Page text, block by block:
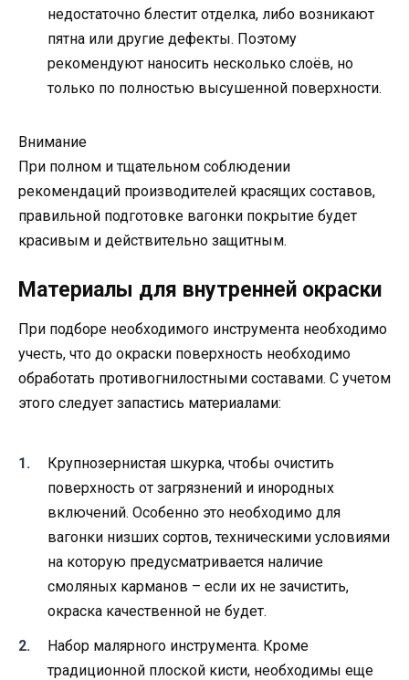
недостаточно блестит отделка, либо возникают
пятна или другие дефекты. Поэтому
рекомендуют наносить несколько слоёв, но
только по полностью высушенной поверхности.
Внимание
При полном и тщательном соблюдении
рекомендаций производителей красящих составов,
правильной подготовке вагонки покрытие будет
красивым и действительно защитным.
Материалы для внутренней окраски
При подборе необходимого инструмента необходимо
учесть, что до окраски поверхность необходимо
обработать противогнилостными составами. С учетом
этого следует запастись материалами:
Крупнозернистая шкурка, чтобы очистить
поверхность от загрязнений и инородных
включений. Особенно это необходимо для
вагонки низших сортов, техническими условиями
на которую предусматривается наличие
смоляных карманов – если их не зачистить,
окраска качественной не будет.
Набор малярного инструмента. Кроме
традиционной плоской кисти, необходимы еще